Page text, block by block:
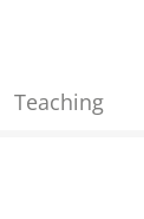
Teaching